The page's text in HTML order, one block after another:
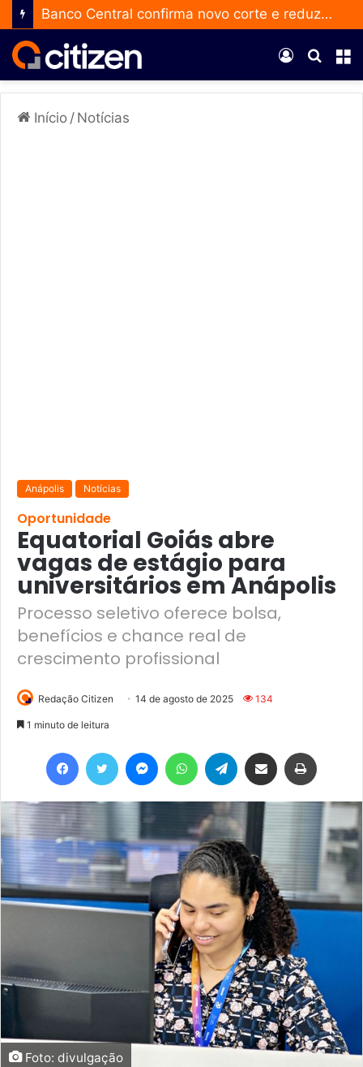
Banco Central confirma novo corte e reduz a taxa Selic para 14% ao ano
por
Entrar
Início / Notícias
Anápolis Notícias
Oportunidade
Equatorial Goiás abre
vagas de estágio para
universitários em Anápolis
Processo seletivo oferece bolsa,
benefícios e chance real de
crescimento profissional
Redação Citizen 14 de agosto de 2025 134
1 minuto de leitura
Foto: divulgação